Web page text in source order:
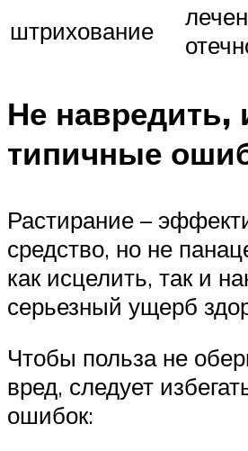
штрихование
Не навредить,
типичные
Растирание –
средство, но не
как исцелить, так и
серьезный ущерб
Чтобы польза не
вред, следует
ошибок: